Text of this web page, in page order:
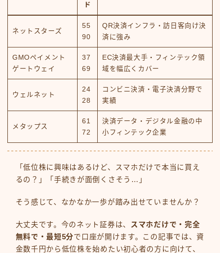
ド
ネットスターズ
55
90
QR決済インフラ・訪日客向け決
済に強み
GMOペイメント
ゲートウェイ
37
69
EC決済最大手・フィンテック領
域を幅広くカバー
ウェルネット
24
28
コンビニ決済・電子決済分野で
実績
メタップス
61
72
決済データ・デジタル金融の中
小フィンテック企業
「低位株に興味はあるけど、スマホだけで本当に買え
るの？」「手続きが面倒くさそう…」
そう感じて、なかなか一歩が踏み出せていませんか？
大丈夫です。今のネット証券は、 スマホだけで・完全
無料で・最短5分で口座が開けます。この記事では、資
金数千円から低位株を始めたい初心者の方に向けて、